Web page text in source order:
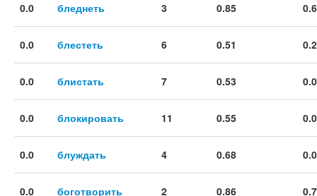
0.0 бледнеть 3 0.85
0.0 блестеть 6 0.51
0.0 блистать 7 0.53
0.0 блокировать 11 0.55
0.0 блуждать 4 0.68
0.0 боготворить 2 0.86